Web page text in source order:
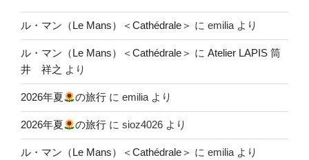
ル・マン（Le Mans）＜Cathédrale＞ に emilia より
ル・マン（Le Mans）＜Cathédrale＞ に Atelier LAPIS 筒
井 祥之 より
2026年夏 の旅行 にemilia より
2026年夏 の旅行 にsioz4026 より
ル・マン（Le Mans）＜Cathédrale＞ に emilia より